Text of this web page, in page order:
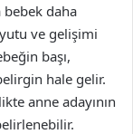
daha
ve gelişimi
başı,
hale gelir.
anne adayının